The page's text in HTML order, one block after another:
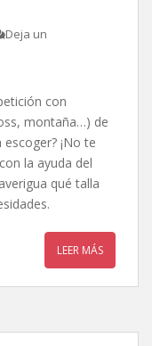
Deja un
con
montaña…) de
¡No te
la ayuda del
qué talla
LEER MÁS